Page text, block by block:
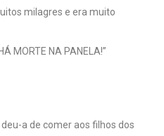
milagres e era muito
MORTE NA PANELA!”
a de comer aos filhos dos